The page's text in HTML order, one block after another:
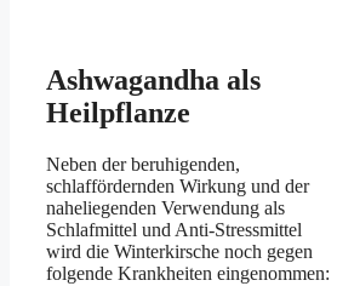
Ashwagandha als
Heilpflanze
Neben der beruhigenden,
schlaffördernden Wirkung und der
naheliegenden Verwendung als
Schlafmittel und Anti-Stressmittel
wird die Winterkirsche noch gegen
folgende Krankheiten eingenommen: